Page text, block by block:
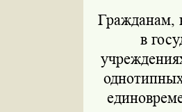
Гражданам,
в